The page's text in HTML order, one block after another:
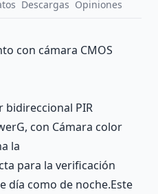
Descargas Opiniones
con cámara CMOS
bidireccional PIR
con Cámara color
la
para la verificación
día como de noche.Este